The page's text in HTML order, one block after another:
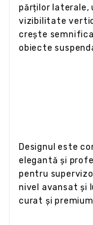
părților laterale,
vizibilitate
crește
obiecte
Designul este
elegantă și
pentru
nivel avansat și
curat și